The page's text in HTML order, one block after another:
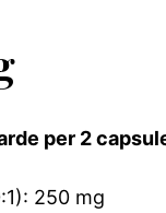
per 2
250 mg